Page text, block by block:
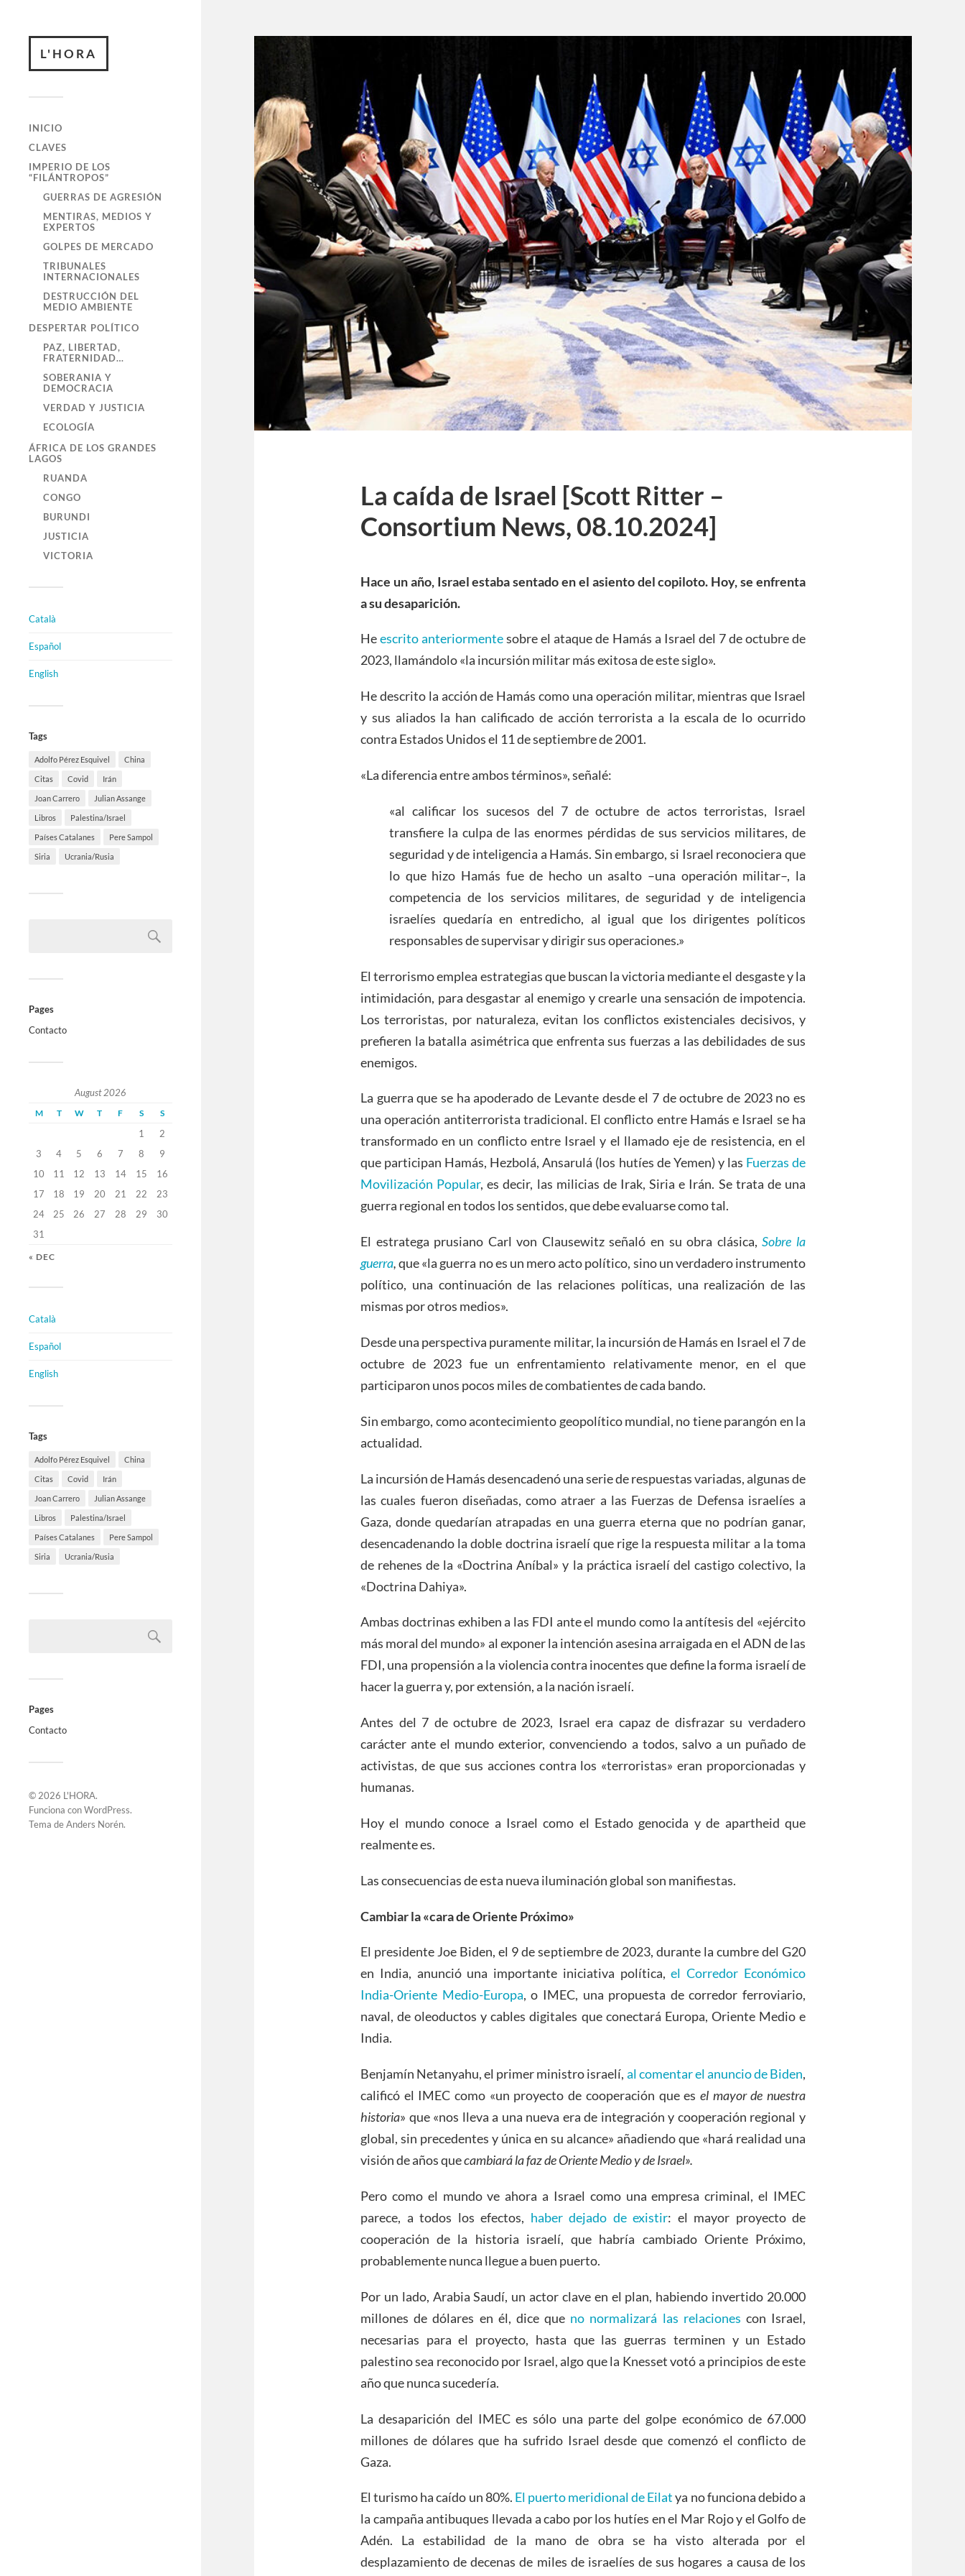
L'HORA
INICIO
CLAVES
IMPERIO DE LOS
“FILÁNTROPOS”
GUERRAS DE AGRESIÓN
MENTIRAS, MEDIOS Y
EXPERTOS
GOLPES DE MERCADO
TRIBUNALES
INTERNACIONALES
DESTRUCCIÓN DEL
MEDIO AMBIENTE
DESPERTAR POLÍTICO
PAZ, LIBERTAD,
FRATERNIDAD…
SOBERANIA Y
DEMOCRACIA
VERDAD Y JUSTICIA
ECOLOGÍA
ÁFRICA DE LOS GRANDES
LAGOS
RUANDA
CONGO
BURUNDI
JUSTICIA
VICTORIA
Català
Español
English
Tags
Adolfo Pérez Esquivel China
Citas Covid Irán
Joan Carrero Julian Assange
Libros Palestina/Israel
Países Catalanes Pere Sampol
Siria Ucrania/Rusia
Pages
Contacto
August 2026
M T W T F S S
1
2
3
4 5 6 7 8
9
10
11 12 13 14 15
16
17
18 19 20 21 22
23
24
25 26 27 28 29
30
31
« DEC
Català
Español
English
Tags
Adolfo Pérez Esquivel China
Citas Covid Irán
Joan Carrero Julian Assange
Libros Palestina/Israel
Países Catalanes Pere Sampol
Siria Ucrania/Rusia
Pages
Contacto
© 2026 L'HORA.
Funciona conWordPress.
Tema deAnders Norén.
La caída de Israel [Scott Ritter –
Consortium News, 08.10.2024]
Hace un año, Israel estaba sentado en el asiento del copiloto. Hoy, se enfrenta
a su desaparición.
Heescrito anteriormentesobre el ataque de Hamás a Israel del 7 de octubre de
2023, llamándolo «la incursión militar más exitosa de este siglo».
He descrito la acción de Hamás como una operación militar, mientras que Israel
y sus aliados la han calificado de acción terrorista a la escala de lo ocurrido
contra Estados Unidos el 11 de septiembre de 2001.
«La diferencia entre ambos términos», señalé:
«al calificar los sucesos del 7 de octubre de actos terroristas, Israel
transfiere la culpa de las enormes pérdidas de sus servicios militares, de
seguridad y de inteligencia a Hamás. Sin embargo, si Israel reconociera que
lo que hizo Hamás fue de hecho un asalto –una operación militar–, la
competencia de los servicios militares, de seguridad y de inteligencia
israelíes quedaría en entredicho, al igual que los dirigentes políticos
responsables de supervisar y dirigir sus operaciones.»
El terrorismo emplea estrategias que buscan la victoria mediante el desgaste y la
intimidación, para desgastar al enemigo y crearle una sensación de impotencia.
Los terroristas, por naturaleza, evitan los conflictos existenciales decisivos, y
prefieren la batalla asimétrica que enfrenta sus fuerzas a las debilidades de sus
enemigos.
La guerra que se ha apoderado de Levante desde el 7 de octubre de 2023 no es
una operación antiterrorista tradicional. El conflicto entre Hamás e Israel se ha
transformado en un conflicto entre Israel y el llamado eje de resistencia, en el
que participan Hamás, Hezbolá, Ansarulá (los hutíes de Yemen) y las Fuerzas de
Movilización Popular, es decir, las milicias de Irak, Siria e Irán. Se trata de una
guerra regional en todos los sentidos, que debe evaluarse como tal.
El estratega prusiano Carl von Clausewitz señaló en su obra clásica,Sobre la
guerra,que «la guerra no es un mero acto político, sino un verdadero instrumento
político, una continuación de las relaciones políticas, una realización de las
mismas por otros medios».
Desde una perspectiva puramente militar, la incursión de Hamás en Israel el 7 de
octubre de 2023 fue un enfrentamiento relativamente menor, en el que
participaron unos pocos miles de combatientes de cada bando.
Sin embargo, como acontecimiento geopolítico mundial, no tiene parangón en la
actualidad.
La incursión de Hamás desencadenó una serie de respuestas variadas, algunas de
las cuales fueron diseñadas, como atraer a las Fuerzas de Defensa israelíes a
Gaza, donde quedarían atrapadas en una guerra eterna que no podrían ganar,
desencadenando la doble doctrina israelí que rige la respuesta militar a la toma
de rehenes de la «Doctrina Aníbal» y la práctica israelí del castigo colectivo, la
«Doctrina Dahiya».
Ambas doctrinas exhiben a las FDI ante el mundo como la antítesis del «ejército
más moral del mundo» al exponer la intención asesina arraigada en el ADN de las
FDI, una propensión a la violencia contra inocentes que define la forma israelí de
hacer la guerra y, por extensión, a la nación israelí.
Antes del 7 de octubre de 2023, Israel era capaz de disfrazar su verdadero
carácter ante el mundo exterior, convenciendo a todos, salvo a un puñado de
activistas, de que sus acciones contra los «terroristas» eran proporcionadas y
humanas.
Hoy el mundo conoce a Israel como el Estado genocida y de apartheid que
realmente es.
Las consecuencias de esta nueva iluminación global son manifiestas.
Cambiar la «cara de Oriente Próximo»
El presidente Joe Biden, el 9 de septiembre de 2023, durante la cumbre del G20
en India, anunció una importante iniciativa política,el Corredor Económico
India-Oriente Medio-Europa, o IMEC, una propuesta de corredor ferroviario,
naval, de oleoductos y cables digitales que conectará Europa, Oriente Medio e
India.
Benjamín Netanyahu, el primer ministro israelí, al comentar el anuncio de Biden,
calificó el IMEC como «un proyecto de cooperación que es el mayor de nuestra
historia» que «nos lleva a una nueva era de integración y cooperación regional y
global, sin precedentes y única en su alcance» añadiendo que «hará realidad una
visión de años quecambiará la faz de Oriente Medio y de Israel».
Pero como el mundo ve ahora a Israel como una empresa criminal, el IMEC
parece, a todos los efectos, haber dejado de existir: el mayor proyecto de
cooperación de la historia israelí, que habría cambiado Oriente Próximo,
probablemente nunca llegue a buen puerto.
Por un lado, Arabia Saudí, un actor clave en el plan, habiendo invertido 20.000
millones de dólares en él, dice que no normalizará las relaciones con Israel,
necesarias para el proyecto, hasta que las guerras terminen y un Estado
palestino sea reconocido por Israel, algo que la Knesset votó a principios de este
año que nunca sucedería.
La desaparición del IMEC es sólo una parte del golpe económico de 67.000
millones de dólares que ha sufrido Israel desde que comenzó el conflicto de
Gaza.
El turismo ha caído un 80%. El puerto meridional de Eilatya no funciona debido a
la campaña antibuques llevada a cabo por los hutíes en el Mar Rojo y el Golfo de
Adén. La estabilidad de la mano de obra se ha visto alterada por el
desplazamiento de decenas de miles de israelíes de sus hogares a causa de los